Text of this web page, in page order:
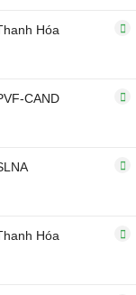
Hóa
CAND
Hóa